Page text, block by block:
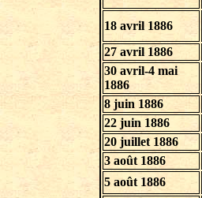
18 avril 1886
27 avril 1886
30 avril-4 mai
1886
8 juin 1886
22 juin 1886
20 juillet 1886
3 août 1886
5 août 1886